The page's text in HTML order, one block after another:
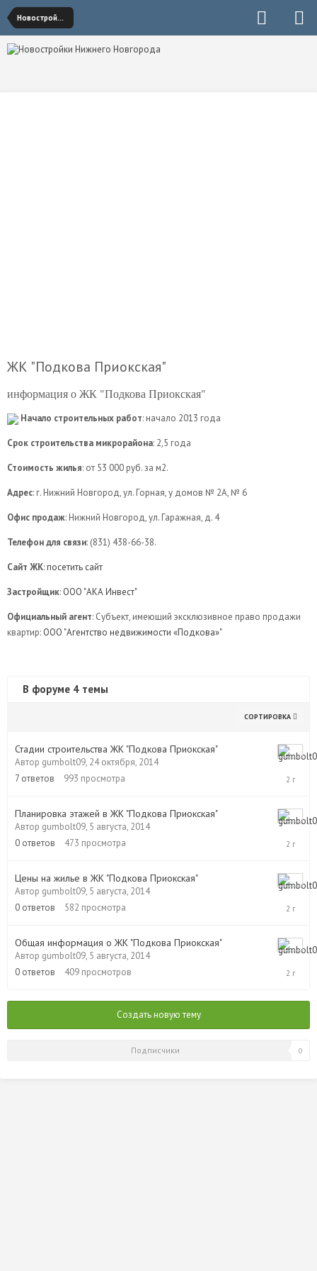
Новостройки Приокского района
ЖК "Подкова Приокская"
информация о ЖК "Подкова Приокская"
Начало строительных работ: начало 2013 года
Срок строительства микрорайона: 2,5 года
Стоимость жилья: от 53 000 руб. за м2.
Адрес: г. Нижний Новгород, ул. Горная, у домов № 2А, № 6
Офис продаж: Нижний Новгород, ул. Гаражная, д. 4
Телефон для связи: (831) 438-66-38.
Сайт ЖК:посетить сайт
Застройщик: ООО "АКА Инвест"
Официальный агент: Субъект, имеющий эксклюзивное право продажи
квартир: ООО "Агентство недвижимости «Подкова»"
В форуме 4 темы
СОРТИРОВКА
Стадии строительства ЖК "Подкова Приокская"
Автор gumbolt09, 24 октября, 2014
7 ответов 993 просмотра
28
апреля,
Планировка этажей в ЖК "Подкова Приокская"
Автор gumbolt09, 5 августа, 2014
0 ответов 473 просмотра
5
августа,
Цены на жилье в ЖК "Подкова Приокская"
Автор gumbolt09, 5 августа, 2014
0 ответов 582 просмотра
5
августа,
Общая информация о ЖК "Подкова Приокская"
Автор gumbolt09, 5 августа, 2014
0 ответов 409 просмотров
5
августа,
Создать новую тему
Подписчики 0